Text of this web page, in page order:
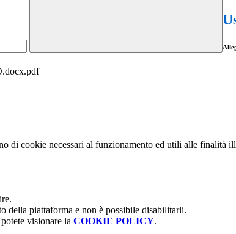
di cookie necessari al funzionamento ed utili alle finalità
della piattaforma e non è possibile disabilitarli.
visionare la COOKIE POLICY.